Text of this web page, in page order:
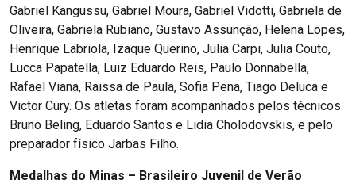
Gabriel Kangussu, Gabriel Moura, Gabriel Vidotti, Gabriela de
Oliveira, Gabriela Rubiano, Gustavo Assunção, Helena Lopes,
Henrique Labriola, Izaque Querino, Julia Carpi, Julia Couto,
Lucca Papatella, Luiz Eduardo Reis, Paulo Donnabella,
Rafael Viana, Raissa de Paula, Sofia Pena, Tiago Deluca e
Victor Cury. Os atletas foram acompanhados pelos técnicos
Bruno Beling, Eduardo Santos e Lidia Cholodovskis, e pelo
preparador físico Jarbas Filho.
Medalhas do Minas – Brasileiro Juvenil de Verão